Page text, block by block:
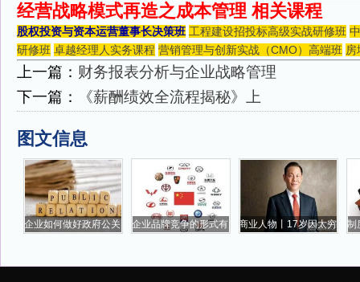
经营战略模式再造之成本管理 相关课程
股权投资与资本运营董事长决策班 工程建设招投标高级实战研修班
研修班 卓越经理人实务课程 营销管理与创新实战（CMO）高端班
上一篇： 财务报表分析与企业战略管理
下一篇：
《薪酬绩效全流程揭秘》上
图文信息
企业如何做好政府公关 企业品牌竞争的形式有 商业人物丨17岁因太穷 制